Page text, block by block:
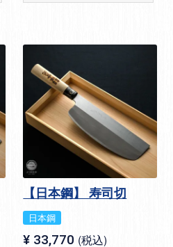
【日本鋼】 寿司切
日本鋼
¥ 33,770 税込